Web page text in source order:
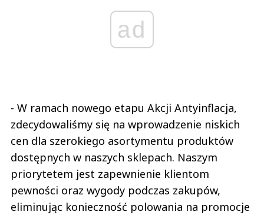
ad
- W ramach nowego etapu Akcji Antyinflacja,
zdecydowaliśmy się na wprowadzenie niskich
cen dla szerokiego asortymentu produktów
dostępnych w naszych sklepach. Naszym
priorytetem jest zapewnienie klientom
pewności oraz wygody podczas zakupów,
eliminując konieczność polowania na promocje